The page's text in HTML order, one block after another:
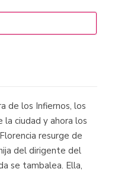
de los Infiernos, los
ciudad y ahora los
resurge de
del dirigente del
se tambalea. Ella,